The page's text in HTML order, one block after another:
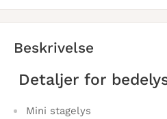
Beskrivelse
Detaljer for
Mini stagelys